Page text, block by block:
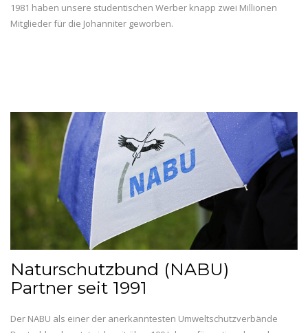
1981 haben unsere studentischen Werber knapp zwei Millionen
Mitglieder für die Johanniter geworben.
Naturschutzbund (NABU)
Partner seit 1991
Der NABU als einer der anerkanntesten Umweltschutzverbände